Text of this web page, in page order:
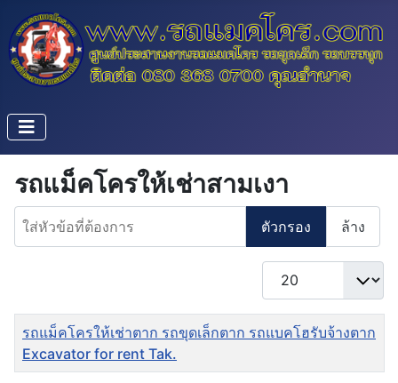
รถแม็คโครให้เช่าสามเงา
ใส่หัวข้อที่ต้องการ
ตัวกรอง ล้าง
แสดง #
ชื่อ
รถแม็คโครให้เช่าตาก รถขุดเล็กตาก รถแบคโฮรับจ้างตาก
Excavator for rent Tak.